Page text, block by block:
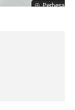
Perbesar